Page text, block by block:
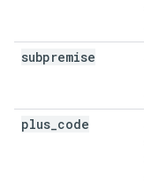
subpremise
plus code